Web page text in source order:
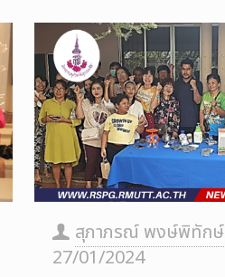
สุภาภรณ์ พงษ์พิทักษ์
27/01/2024